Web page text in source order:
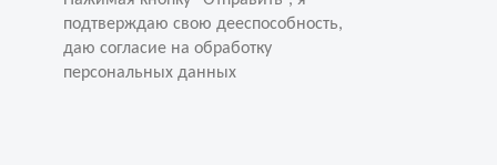
подтверждаю свою дееспособность,
даю согласие на обработку
персональных данных
персональных данных